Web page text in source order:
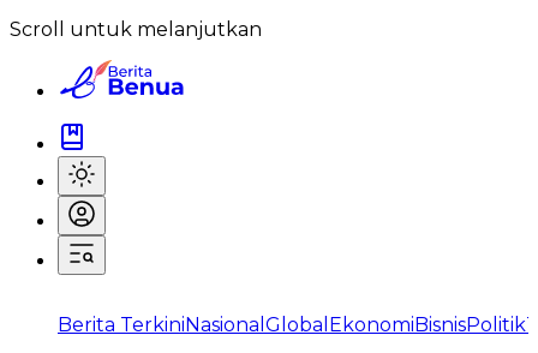
Scroll untuk melanjutkan
Berita TerkiniNasional Global EkonomiBisnisPolitik